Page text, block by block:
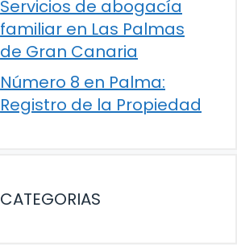
Servicios de abogacía
familiar en Las Palmas
de Gran Canaria
Número 8 en Palma:
Registro de la Propiedad
CATEGORIAS